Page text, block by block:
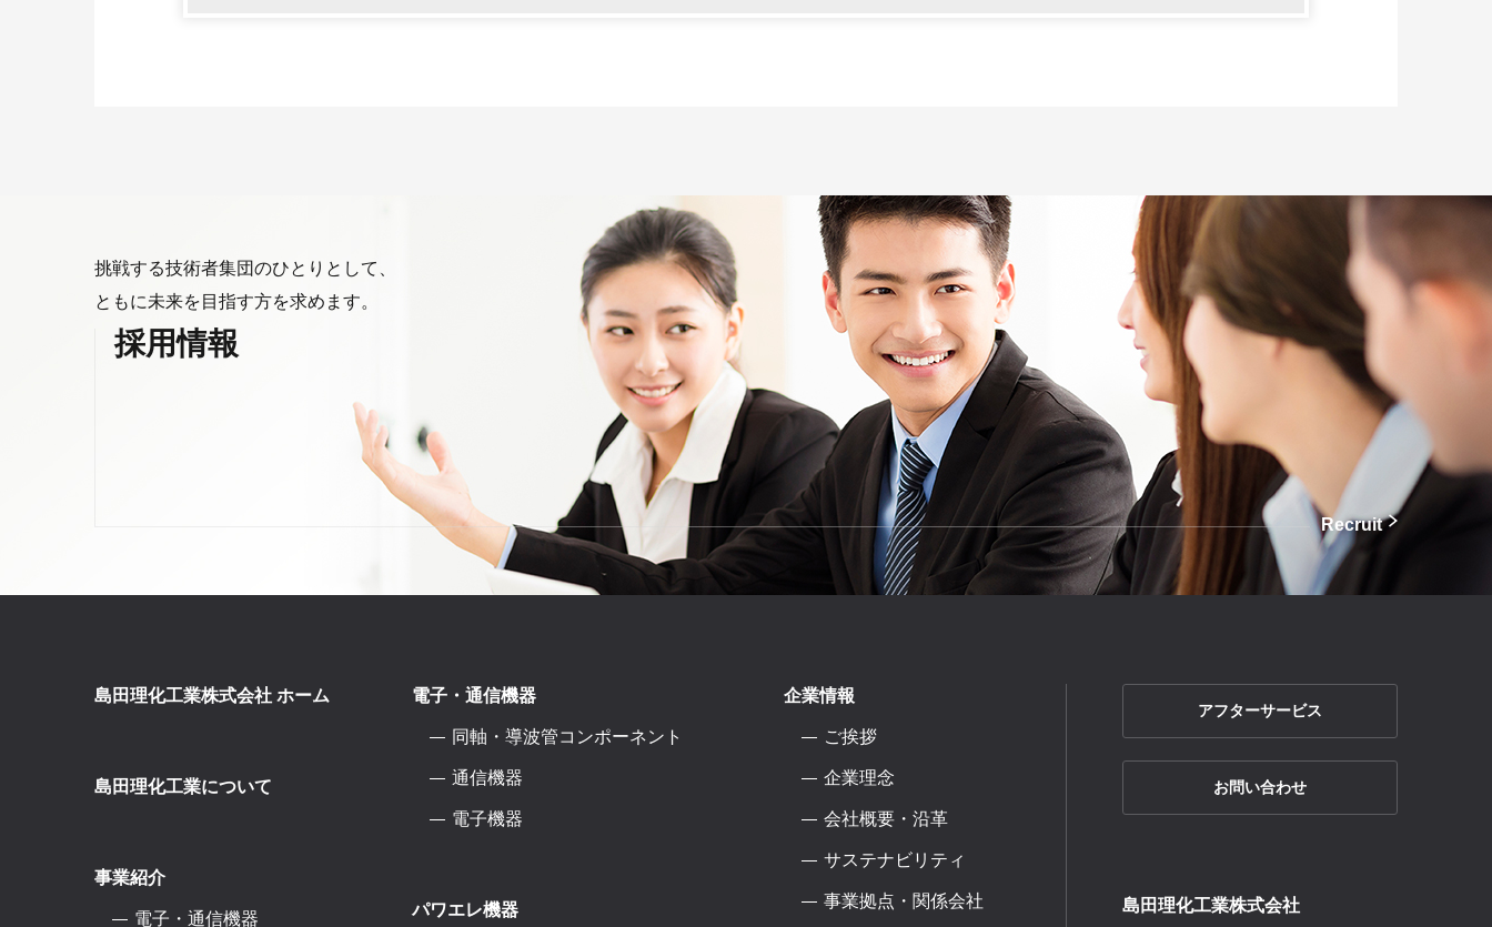
挑戦する技術者集団のひとりとして、
ともに未来を目指す方を求めます。
採用情報
Recruit
島田理化工業株式会社 ホーム
島田理化工業について
事業紹介
電子・通信機器
電子・通信機器
同軸・導波管コンポーネント
通信機器
電子機器
パワエレ機器
企業情報
ご挨拶
企業理念
会社概要・沿革
サステナビリティ
事業拠点・関係会社
アフターサービス
お問い合わせ
島田理化工業株式会社